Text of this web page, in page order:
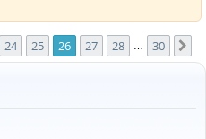
из 30
24 25 26 27 28 30